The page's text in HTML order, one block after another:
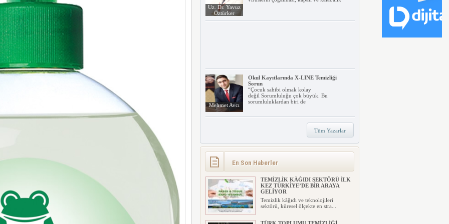
Uz. Dr. Yavuz
Öztürker
Mehmet Avcı
Okul Kayıtlarında X-LINE Temizliği
Sorun
“Çocuk sahibi olmak kolay
değil Sorumluluğu çok büyük. Bu
sorumluluklardan biri de
Tüm Yazarlar
En Son Haberler
SÜRDÜRÜLEBİLİRLİKTE YENİ
ŞEFFAFLIK YAKLAŞIMI: FOCUS4
hedeflerine ulaşmalarını kol...
TEMİZLİK KÂĞIDI SEKTÖRÜ İLK
KEZ TÜRKİYE’DE BİR ARAYA
GELİYOR
Temizlik kâğıdı ve teknolojileri
sektörü, küresel ölçekte en stra...